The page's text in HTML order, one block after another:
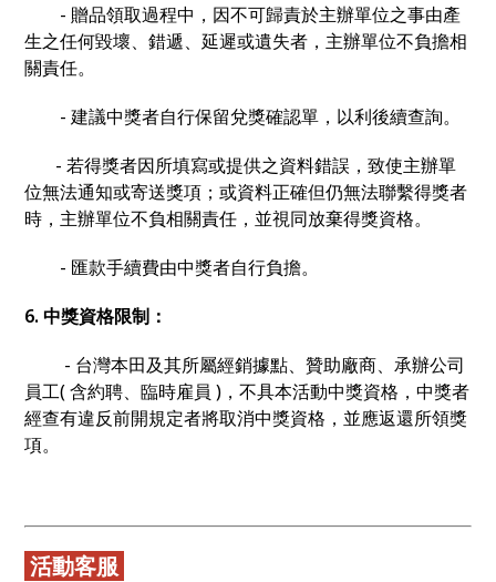
- 贈品領取過程中，因不可歸責於主辦單位之事由產
生之任何毀壞、錯遞、延遲或遺失者，主辦單位不負擔相
關責任。
- 建議中獎者自行保留兌獎確認單，以利後續查詢。
- 若得獎者因所填寫或提供之資料錯誤，致使主辦單
位無法通知或寄送獎項；或資料正確但仍無法聯繫得獎者
時，主辦單位不負相關責任，並視同放棄得獎資格。
- 匯款手續費由中獎者自行負擔。
6. 中獎資格限制：
- 台灣本田及其所屬經銷據點、贊助廠商、承辦公司
員工( 含約聘、臨時雇員 )，不具本活動中獎資格，中獎者
經查有違反前開規定者將取消中獎資格，並應返還所領獎
項。
活動客服